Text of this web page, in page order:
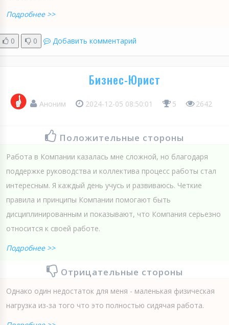
Подробнее >>
0 0 Добавить комментарий
Бизнес-Юрист
Аноним 2024-12-05 08:50:01 5 2642
Положительные стороны
Работа в Компании казалась мне сложной, но благодаря
поддержке руководства и коллектива процесс работы стал
интересным. Я каждый день учусь и развиваюсь. Четкие
правила и принципы Компании помогают быть
дисциплинированным и показывают, что Компания серьезно
относится к своей работе.
Подробнее >>
Отрицательные стороны
Однако один недостаток для меня - маленькая физическая
нагрузка из-за того что это полностью сидячая работа.